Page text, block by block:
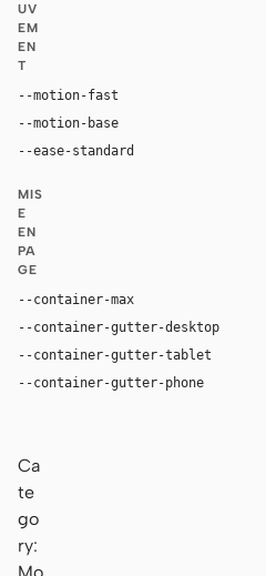
UV
EM
EN
T
--motion-fast
--motion-base
--ease-standard
MIS
E
EN
PA
GE
--container-max
--container-gutter-desktop
--container-gutter-tablet
--container-gutter-phone
Ca
te
go
ry: